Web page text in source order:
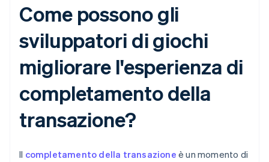
Come possono gli
sviluppatori di giochi
migliorare l'esperienza di
completamento della
transazione?
Il completamento della transazione è un momento di